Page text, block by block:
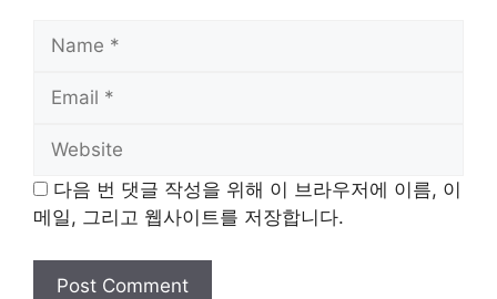
Name
Email
Website
다음 번 댓글 작성을 위해 이 브라우저에 이름, 이
메일, 그리고 웹사이트를 저장합니다.